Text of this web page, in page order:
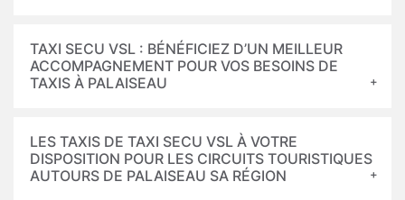
TAXI SECU VSL : BÉNÉFICIEZ D’UN MEILLEUR
ACCOMPAGNEMENT POUR VOS BESOINS DE
TAXIS À PALAISEAU
LES TAXIS DE TAXI SECU VSL À VOTRE
DISPOSITION POUR LES CIRCUITS TOURISTIQUES
AUTOURS DE PALAISEAU SA RÉGION